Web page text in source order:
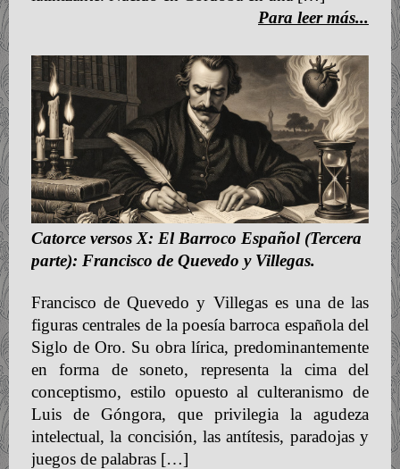
Para leer más...
Catorce versos X: El Barroco Español (Tercera
parte): Francisco de Quevedo y Villegas.
Francisco de Quevedo y Villegas es una de las
figuras centrales de la poesía barroca española del
Siglo de Oro. Su obra lírica, predominantemente
en forma de soneto, representa la cima del
conceptismo, estilo opuesto al culteranismo de
Luis de Góngora, que privilegia la agudeza
intelectual, la concisión, las antítesis, paradojas y
juegos de palabras […]